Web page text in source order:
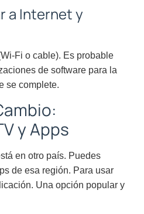
a Internet y
Fi o cable). Es probable
de software para la
se complete.
y Apps
en otro país. Puedes
de esa región. Para usar
Una opción popular y